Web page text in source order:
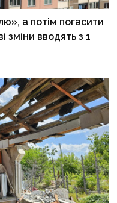
а потім погасити
зміни вводять з 1